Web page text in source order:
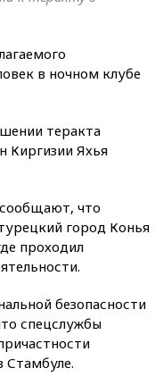
в ночном клубе
теракта
Киргизии Яхья
что
город Конья
проходил
безопасности
спецслужбы
Стамбуле.